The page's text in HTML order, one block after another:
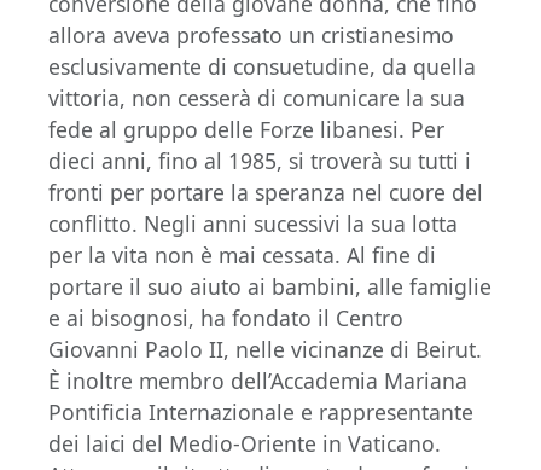
allora aveva professato un cristianesimo
esclusivamente di consuetudine, da quella
vittoria, non cesserà di comunicare la sua
fede al gruppo delle Forze libanesi. Per
dieci anni, fino al 1985, si troverà su tutti i
fronti per portare la speranza nel cuore del
conflitto. Negli anni sucessivi la sua lotta
per la vita non è mai cessata. Al fine di
portare il suo aiuto ai bambini, alle famiglie
e ai bisognosi, ha fondato il Centro
Giovanni Paolo II, nelle vicinanze di Beirut.
È inoltre membro dell’Accademia Mariana
Pontificia Internazionale e rappresentante
dei laici del Medio-Oriente in Vaticano.